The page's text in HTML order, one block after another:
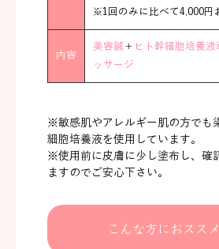
※1回のみに比べて4,000円
内容
美容鍼＋ ヒト幹細胞培養液
ッサージ
※敏感肌やアレルギー肌の方でも
細胞培養液を使用しています。
※使用前に皮膚に少し塗布し、確
ますのでご安心下さい。
こんな方におスス